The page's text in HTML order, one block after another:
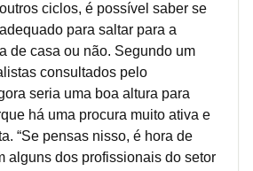
ciclos, é possível saber se
para saltar para a
de casa ou não. Segundo um
consultados pelo
seria uma boa altura para
há uma procura muito ativa e
“Se pensas nisso, é hora de
alguns dos profissionais do setor